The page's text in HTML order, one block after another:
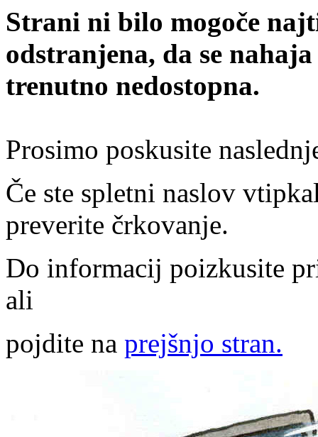
Strani ni bilo mogoče
odstranjena, da se
trenutno nedostopna.
Prosimo poskusite
Če ste spletni naslov
preverite črkovanje.
Do informacij poizkusite
ali
pojdite na prejšnjo stran.